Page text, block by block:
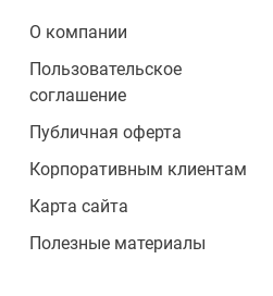
О компании
Пользовательское
соглашение
Публичная оферта
Корпоративным клиентам
Карта сайта
Полезные материалы